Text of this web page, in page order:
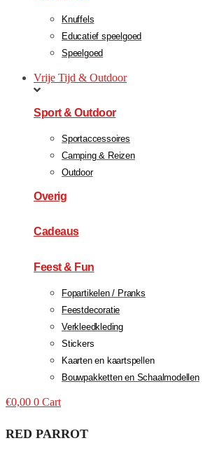
Knuffels
Educatief speelgoed
Speelgoed
Vrije Tijd & Outdoor
Sport & Outdoor
Sportaccessoires
Camping & Reizen
Outdoor
Overig
Cadeaus
Feest & Fun
Fopartikelen / Pranks
Feestdecoratie
Verkleedkleding
Stickers
Kaarten en kaartspellen
Bouwpakketten en Schaalmodellen
€0,00 0 Cart
RED PARROT